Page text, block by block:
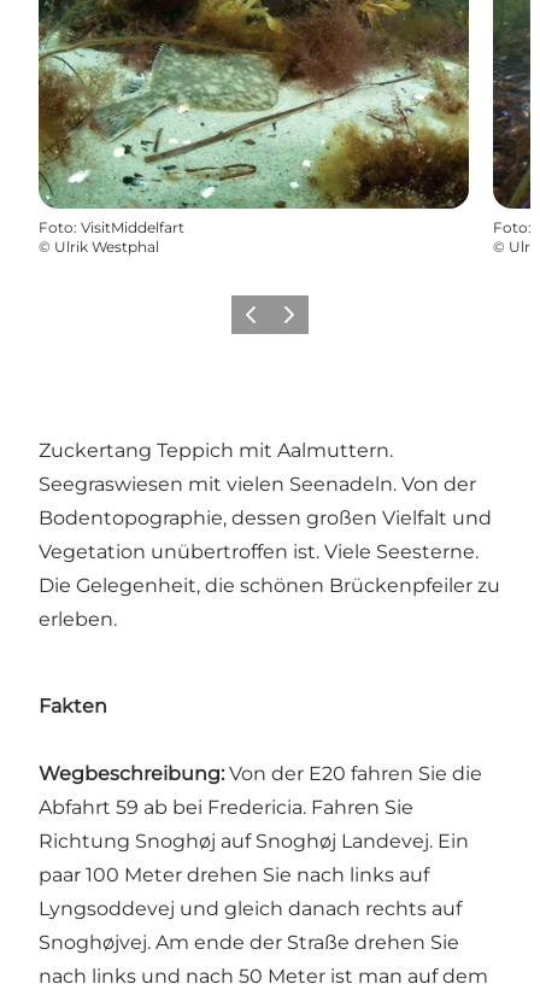
Foto: VisitMiddelfart
© Ulrik Westphal
Foto:
©
Vorherige Folie
Nächste Folie
Zuckertang Teppich mit Aalmuttern.
Seegraswiesen mit vielen Seenadeln. Von der
Bodentopographie, dessen großen Vielfalt und
Vegetation unübertroffen ist. Viele Seesterne.
Die Gelegenheit, die schönen Brückenpfeiler zu
erleben.
Fakten
Wegbeschreibung: Von der E20 fahren Sie die
Abfahrt 59 ab bei Fredericia. Fahren Sie
Richtung Snoghøj auf Snoghøj Landevej. Ein
paar 100 Meter drehen Sie nach links auf
Lyngsoddevej und gleich danach rechts auf
Snoghøjvej. Am ende der Straße drehen Sie
nach links und nach 50 Meter ist man auf dem